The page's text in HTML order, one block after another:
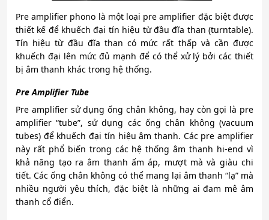
Pre amplifier phono là một loại pre amplifier đặc biệt được
thiết kế để khuếch đại tín hiệu từ đầu đĩa than (turntable).
Tín hiệu từ đầu đĩa than có mức rất thấp và cần được
khuếch đại lên mức đủ mạnh để có thể xử lý bởi các thiết
bị âm thanh khác trong hệ thống.
Pre Amplifier Tube
Pre amplifier sử dụng ống chân không, hay còn gọi là pre
amplifier “tube”, sử dụng các ống chân không (vacuum
tubes) để khuếch đại tín hiệu âm thanh. Các pre amplifier
này rất phổ biến trong các hệ thống âm thanh hi-end vì
khả năng tạo ra âm thanh ấm áp, mượt mà và giàu chi
tiết. Các ống chân không có thể mang lại âm thanh “lạ” mà
nhiều người yêu thích, đặc biệt là những ai đam mê âm
thanh cổ điển.